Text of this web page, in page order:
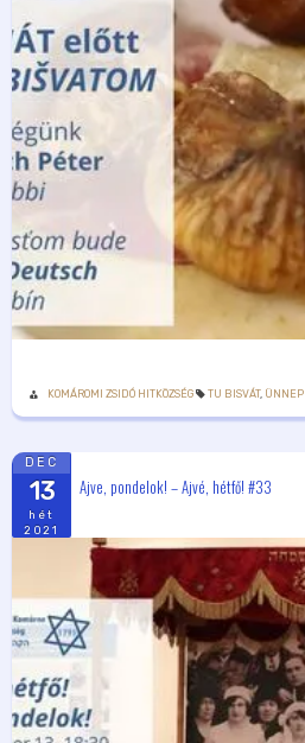
KOMÁROMI ZSIDÓ HITKÖZSÉG TU BISVÁT, ÜNNEP
DEC
13
hét
2021
Ajve, pondelok! – Ajvé, hétfő! #33